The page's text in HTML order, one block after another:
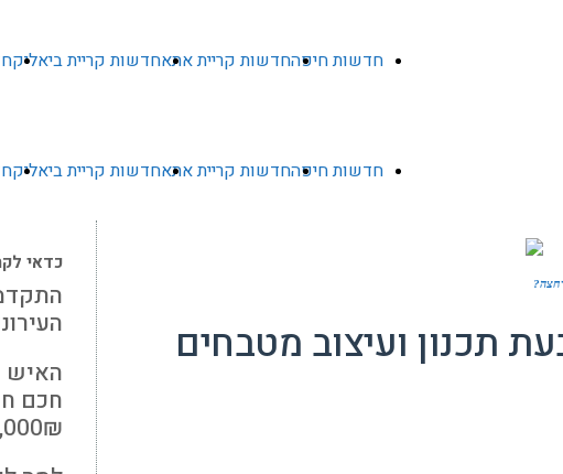
חדשות חיפהחדשות קריית אתאחדשות קריית ביאליק
חדשות חיפהחדשות קריית אתאחדשות קריית ביאליק
תכנון ועיצוב מטבחים
כדאי
האיש
חכם